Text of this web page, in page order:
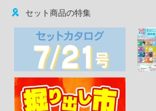
セット商品の特集